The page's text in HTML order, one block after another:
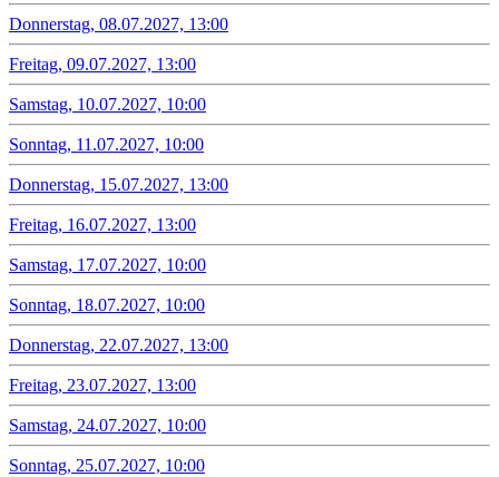
Donnerstag, 08.07.2027, 13:00
Freitag, 09.07.2027, 13:00
Samstag, 10.07.2027, 10:00
Sonntag, 11.07.2027, 10:00
Donnerstag, 15.07.2027, 13:00
Freitag, 16.07.2027, 13:00
Samstag, 17.07.2027, 10:00
Sonntag, 18.07.2027, 10:00
Donnerstag, 22.07.2027, 13:00
Freitag, 23.07.2027, 13:00
Samstag, 24.07.2027, 10:00
Sonntag, 25.07.2027, 10:00